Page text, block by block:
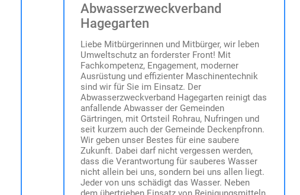
Abwasserzweckverband
Hagegarten
Liebe Mitbürgerinnen und Mitbürger, wir leben
Umweltschutz an forderster Front! Mit
Fachkompetenz, Engagement, moderner
Ausrüstung und effizienter Maschinentechnik
sind wir für Sie im Einsatz. Der
Abwasserzweckverband Hagegarten reinigt das
anfallende Abwasser der Gemeinden
Gärtringen, mit Ortsteil Rohrau, Nufringen und
seit kurzem auch der Gemeinde Deckenpfronn.
Wir geben unser Bestes für eine saubere
Zukunft. Dabei darf nicht vergessen werden,
dass die Verantwortung für sauberes Wasser
nicht allein bei uns, sondern bei uns allen liegt.
Jeder von uns schädigt das Wasser. Neben